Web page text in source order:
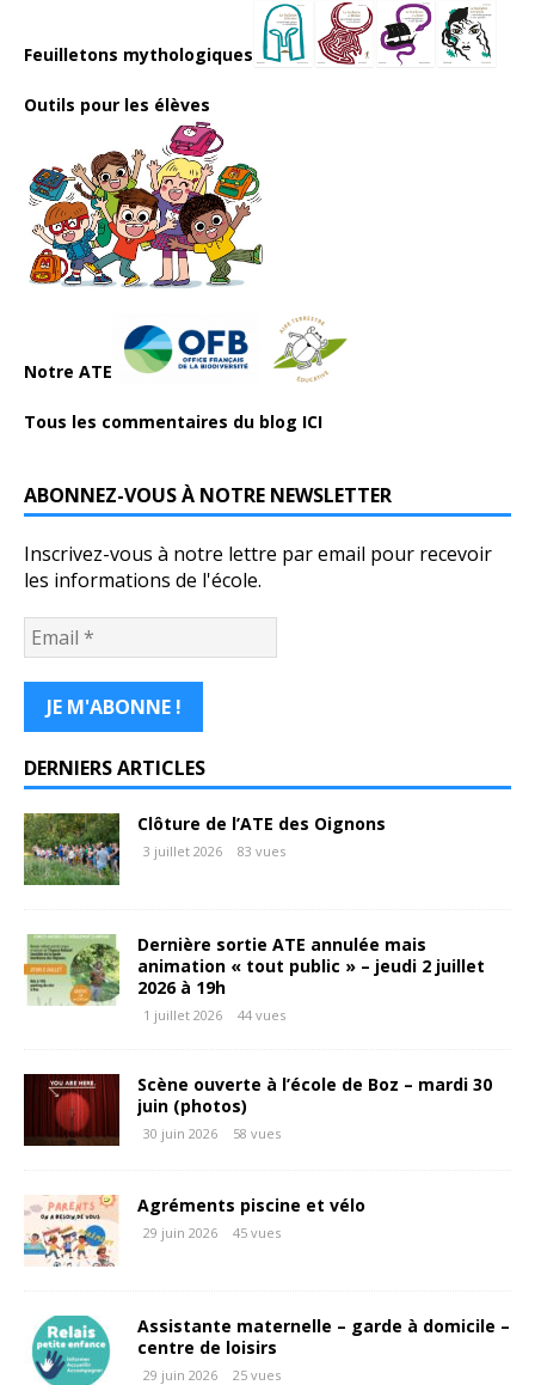
Feuilletons mythologiques
Outils pour les élèves
Notre ATE
Tous les commentaires du blog ICI
ABONNEZ-VOUS À NOTRE NEWSLETTER
Inscrivez-vous à notre lettre par email pour recevoir
les informations de l'école.
DERNIERS ARTICLES
Clôture de l’ATE des Oignons
3 juillet 2026 83 vues
Dernière sortie ATE annulée mais
animation « tout public » – jeudi 2 juillet
2026 à 19h
1 juillet 2026 44 vues
Scène ouverte à l’école de Boz – mardi 30
juin (photos)
30 juin 2026 58 vues
Agréments piscine et vélo
29 juin 2026 45 vues
Assistante maternelle – garde à domicile –
centre de loisirs
29 juin 2026 25 vues